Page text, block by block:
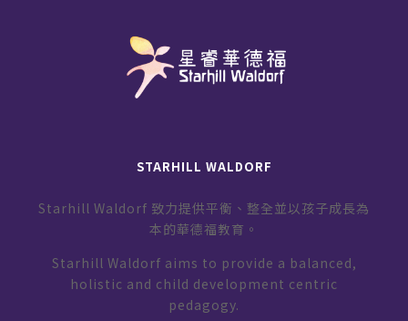
STARHILL WALDORF
Starhill Waldorf 致力提供平衡、整全並以孩子成長為
本的華德福教育。
Starhill Waldorf aims to provide a balanced,
holistic and child development centric
pedagogy.